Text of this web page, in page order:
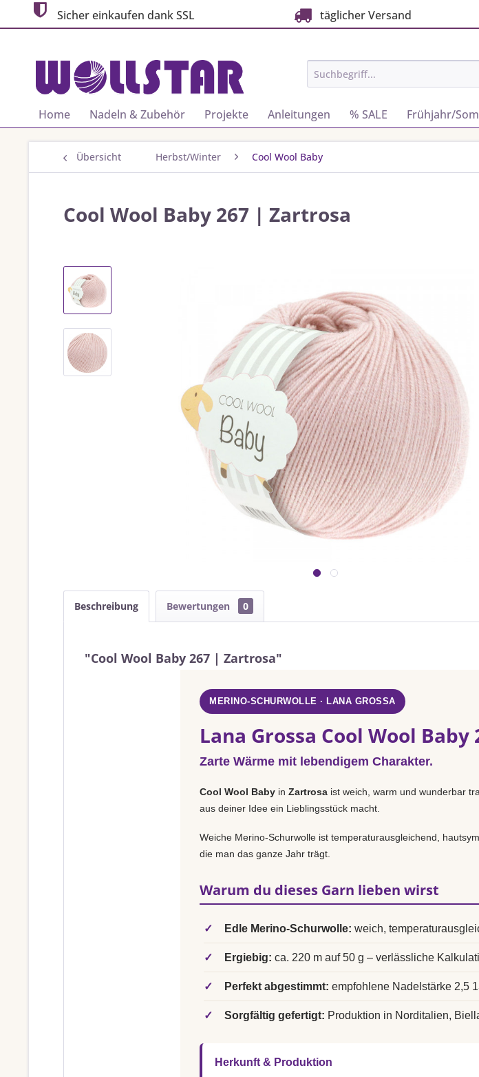
Sicher einkaufen dank SSL täglicher Versand
Home Nadeln & Zubehör Projekte Anleitungen % SALE Frühjahr/
Übersicht Herbst/Winter Cool Wool Baby
Cool Wool Baby 267 | Zartrosa
Beschreibung Bewertungen 0
"Cool Wool Baby 267 | Zartrosa"
MERINO-SCHURWOLLE · LANA GROSSA
Lana Grossa Cool Wool Baby
Zarte Wärme mit lebendigem Charakter.
Cool Wool Baby in Zartrosa ist weich, warm und wunderbar
aus deiner Idee ein Lieblingsstück macht.
Weiche Merino-Schurwolle ist temperaturausgleichend,
die man das ganze Jahr trägt.
Warum du dieses Garn lieben wirst
✓ Edle Merino-Schurwolle: weich,
✓ Ergiebig: ca. 220 m auf 50 g – verlässliche
✓ Perfekt abgestimmt: empfohlene Nadelstärke 2,5
✓ Sorgfältig gefertigt: Produktion in Norditalien,
Herkunft & Produktion